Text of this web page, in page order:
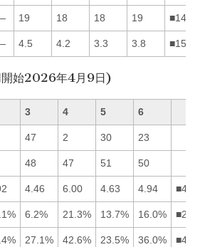
19 18 18 19
4.5 4.2 3.3 3.8
開始2026年4月9日)
3 4 5 6
47 2 30 23
48 47 51 50
4.46 6.00 4.63 4.94
6.2% 21.3% 13.7% 16.0%
27.1% 42.6% 23.5% 36.0%